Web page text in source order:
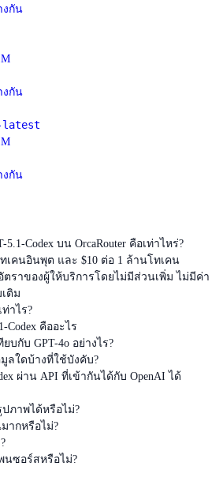
งกัน
งกัน
latest
งกัน
Codex บน OrcaRouter คือเท่าไหร่?
เคนอินพุต และ $10 ต่อ 1 ล้านโทเคน
ราของผู้ให้บริการโดยไม่มีส่วนเพิ่ม ไม่มีค่า
ติม
าไร?
Codex คืออะไร
ยบกับ GPT-4o อย่างไร?
ลใดบ้างที่ใช้บังคับ?
ผ่าน API ที่เข้ากันได้กับ OpenAI ได้
ภาพได้หรือไม่?
ากหรือไม่?
นซอร์สหรือไม่?